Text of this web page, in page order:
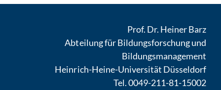
Prof. Dr. Heiner Barz
Abteilung für Bildungsforschung und
Bildungsmanagement
Heinrich-Heine-Universität Düsseldorf
Tel. 0049-211-81-15002